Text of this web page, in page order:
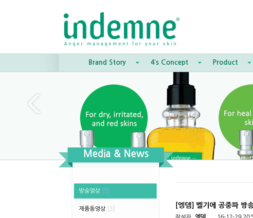
Brand Story 4’s Concept Product
Media & News
방송영상 [5]
제품동영상 [3] [엥뎀] 벨기에 공중파 방